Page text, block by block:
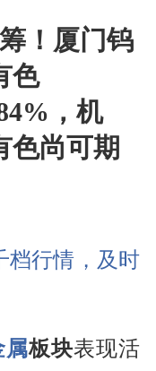
！厦门钨
色
，机
色尚可期
档行情，及时
属板块表现活